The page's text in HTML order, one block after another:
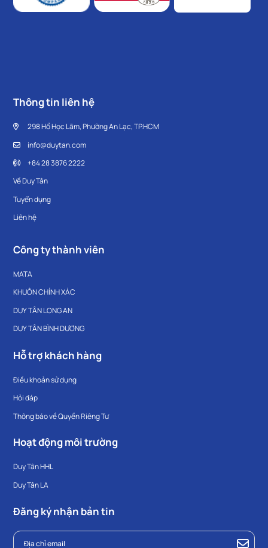
Thông tin liên hệ
298 Hồ Học Lãm, Phường An Lạc, TP.HCM
info@duytan.com
+84 28 3876 2222
Về Duy Tân
Tuyển dụng
Liên hệ
Công ty thành viên
MATA
KHUÔN CHÍNH XÁC
DUY TÂN LONG AN
DUY TÂN BÌNH DƯƠNG
Hỗ trợ khách hàng
Điều khoản sử dụng
Hỏi đáp
Thông báo về Quyền Riêng Tư
Hoạt động môi trường
Duy Tân HHL
Duy Tân LA
Đăng ký nhận bản tin